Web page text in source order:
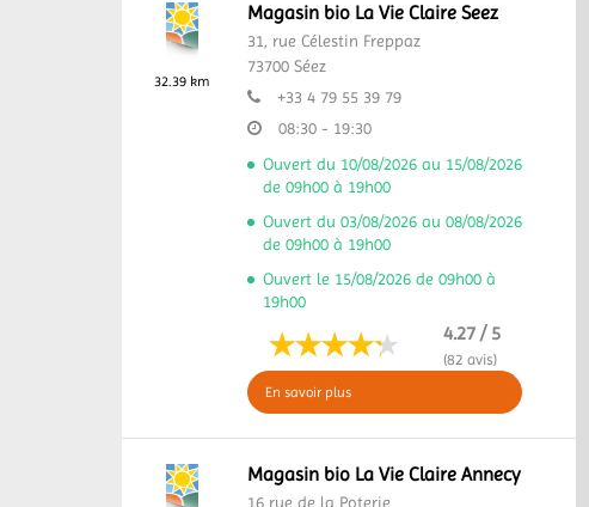
32.39 km
Magasin bio La Vie Claire Seez
31, rue Célestin Freppaz
73700 Séez
+33 4 79 55 39 79
08:30 - 19:30
Ouvert du 10/08/2026 au 15/08/2026
de 09h00 à 19h00
Ouvert du 03/08/2026 au 08/08/2026
de 09h00 à 19h00
Ouvert le 15/08/2026 de 09h00 à
19h00
4.27 / 5
(82 avis)
En savoir plus
Magasin bio La Vie Claire Annecy
16 rue de la Poterie